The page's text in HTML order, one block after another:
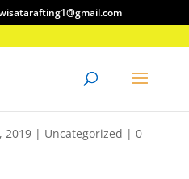
2019| Uncategorized | 0